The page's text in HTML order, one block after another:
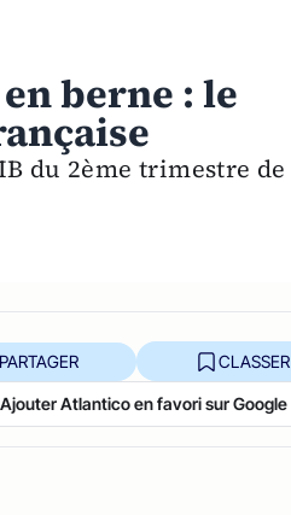
berne : le
du 2ème trimestre de
PARTAGER CLASSER
Ajouter Atlantico en favori sur Google